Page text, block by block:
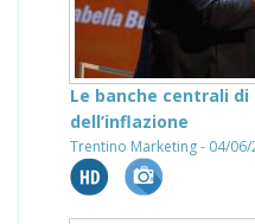
Le banche centrali
dell’inflazione
Trentino Marketing - 04/06/